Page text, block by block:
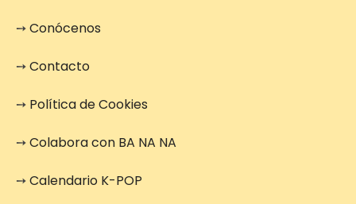
➙Conócenos
➙Contacto
➙ Política de Cookies
➙Colabora con BA NA NA
➙Calendario K-POP